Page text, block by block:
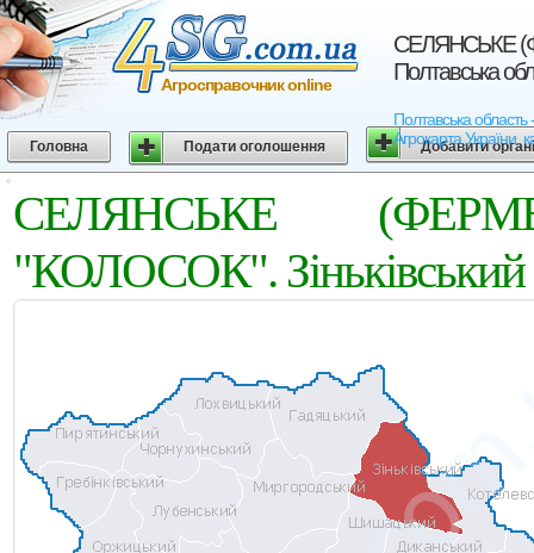
СЕЛЯНСЬКЕ
Полтавська
Полтавська
Агрокарта України,
Агросправочник online
Головна Подати оголошення Добавити
СЕЛЯНСЬКЕ
"КОЛОСОК". Зіньківський